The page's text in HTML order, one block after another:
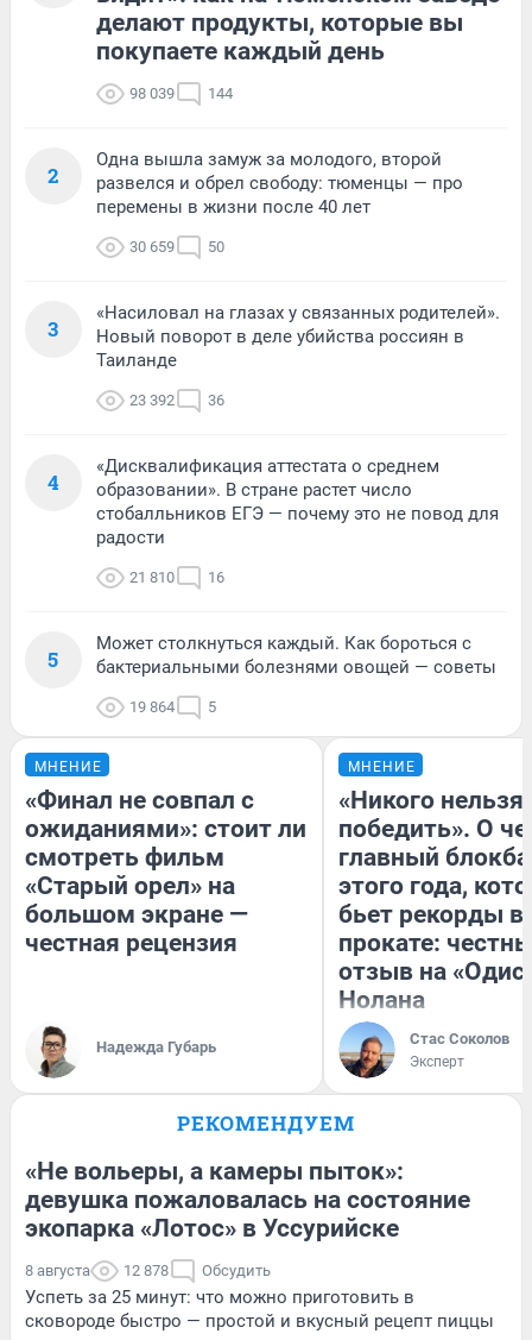
делают продукты, которые вы
покупаете каждый день
98 039 144
2
Одна вышла замуж за молодого, второй
развелся и обрел свободу: тюменцы — про
перемены в жизни после 40 лет
30 659 50
3
«Насиловал на глазах у связанных родителей».
Новый поворот в деле убийства россиян в
Таиланде
23 392 36
4
«Дисквалификация аттестата о среднем
образовании». В стране растет число
стобалльников ЕГЭ — почему это не повод для
радости
21 810 16
5
Может столкнуться каждый. Как бороться с
бактериальными болезнями овощей — советы
19 864 5
МНЕНИЕ
«Финал не совпал с
ожиданиями»: стоит ли
смотреть фильм
«Старый орел» на
большом экране —
честная рецензия
Надежда Губарь
МНЕНИЕ
«Никого нельзя
победить». О
главный
этого года,
бьет рекорды в
прокате:
отзыв на
Нолана
Стас Соколов
Эксперт
РЕКОМЕНДУЕМ
«Не вольеры, а камеры пыток»:
девушка пожаловалась на состояние
экопарка «Лотос» в Уссурийске
8 августа 12 878 Обсудить
Успеть за 25 минут: что можно приготовить в
сковороде быстро — простой и вкусный рецепт пиццы